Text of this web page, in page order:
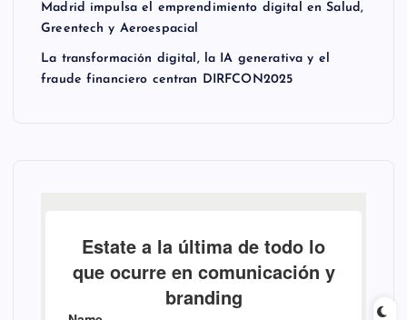
Madrid impulsa el emprendimiento digital en Salud,
Greentech y Aeroespacial
La transformación digital, la IA generativa y el
fraude financiero centran DIRFCON2025